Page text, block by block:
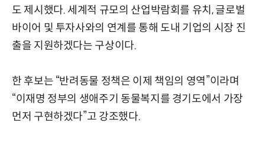
도 제시했다. 세계적 규모의 산업박람회를 유치, 글로벌
바이어 및 투자사와의 연계를 통해 도내 기업의 시장 진
출을 지원하겠다는 구상이다.
한 후보는 “반려동물 정책은 이제 책임의 영역”이라며
“이재명 정부의 생애주기 동물복지를 경기도에서 가장
먼저 구현하겠다”고 강조했다.